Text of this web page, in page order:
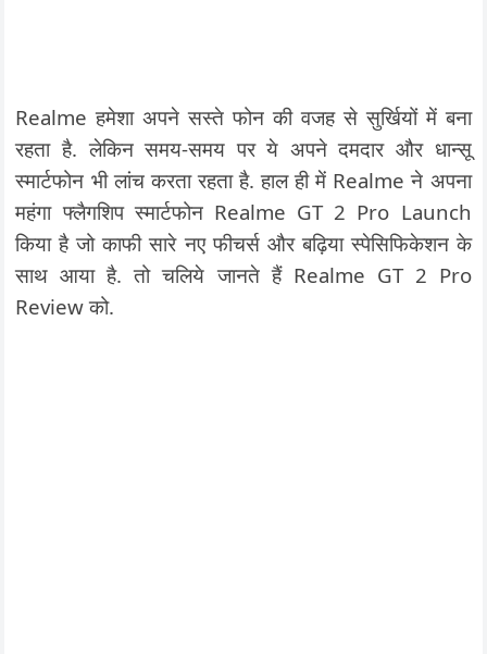
Realme हमेशा अपने सस्ते फोन की वजह से सुर्खियों में बना
रहता है. लेकिन समय-समय पर ये अपने दमदार और धान्सू
स्मार्टफोन भी लांच करता रहता है. हाल ही में Realme ने अपना
महंगा फ्लैगशिप स्मार्टफोन Realme GT 2 Pro Launch
किया है जो काफी सारे नए फीचर्स और बढ़िया स्पेसिफिकेशन के
साथ आया है. तो चलिये जानते हैं Realme GT 2 Pro
Review को.